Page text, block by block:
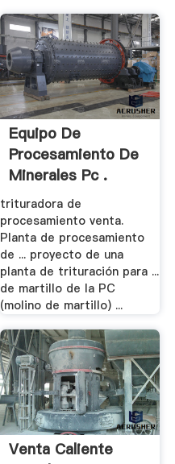
Equipo De
Procesamiento De
Minerales Pc .
trituradora de
procesamiento venta.
Planta de procesamiento
de ... proyecto de una
planta de trituración para ...
de martillo de la PC
(molino de martillo) ...
Venta Caliente